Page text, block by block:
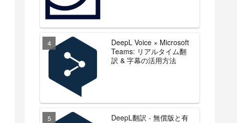
DeepL Voice × Microsoft
Teams: リアルタイム翻
訳 & 字幕の活用方法
DeepL翻訳 - 無償版と有